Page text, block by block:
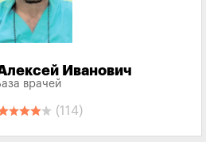
Иванович
врачей
(114)